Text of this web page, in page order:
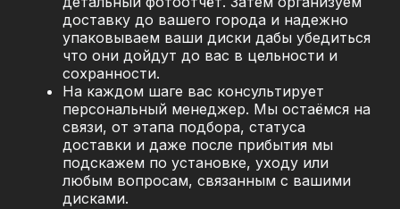
доставку до вашего города и надежно
упаковываем ваши диски дабы убедиться
что они дойдут до вас в цельности и
сохранности.
На каждом шаге вас консультирует
персональный менеджер. Мы остаёмся на
связи, от этапа подбора, статуса
доставки и даже после прибытия мы
подскажем по установке, уходу или
любым вопросам, связанным с вашими
дисками.